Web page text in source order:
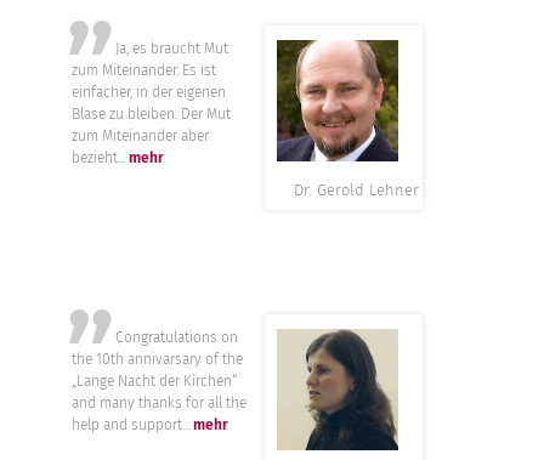
”
Ja, es braucht Mut
zum Miteinander. Es ist
einfacher, in der eigenen
Blase zu bleiben. Der Mut
zum Miteinander aber
bezieht...mehr
Dr. Gerold Lehner
”
Congratulations on
the 10th annivarsary of the
„Lange Nacht der Kirchen“
and many thanks for all the
help and support...mehr